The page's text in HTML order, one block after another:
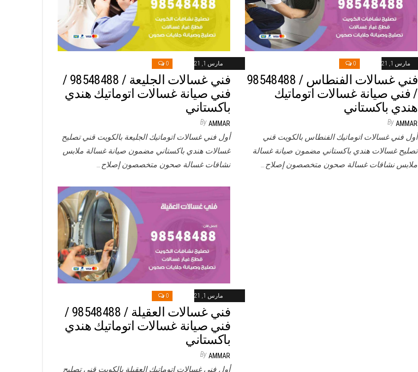
مارس 1, 2021 0
فني غسالات الجليعة / 98548488 /
فني صيانة غسالات اتوماتيك هندي
باكستاني
By AMMAR
أول فني غسالات اتوماتيك الجليعة بالكويت قني تصليح
غسالات هندي باكستاني مضمون صيانة غسالة ملابس
نشافات غسالة صحون متخصصون إصلاح…
مارس 1, 2021 0
فني غسالات الفنطاس / 98548488
/ فني صيانة غسالات اتوماتيك
هندي باكستاني
By AMMAR
أول فني غسالات اتوماتيك الفنطاس بالكويت قني
تصليح غسالات هندي باكستاني مضمون صيانة غسالة
ملابس نشافات غسالة صحون متخصصون إصلاح…
مارس 1, 2021 0
فني غسالات العقيلة / 98548488 /
فني صيانة غسالات اتوماتيك هندي
باكستاني
By AMMAR
أول فني غسالات اتوماتيك العقيلة بالكويت قني تصليح